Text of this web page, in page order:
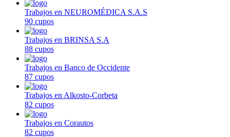
Trabajos en NEUROMÉDICA S.A.S
90 cupos
Trabajos en BRINSA S.A
88 cupos
Trabajos en Banco de Occidente
87 cupos
Trabajos en Alkosto-Corbeta
82 cupos
Trabajos en Corautos
82 cupos